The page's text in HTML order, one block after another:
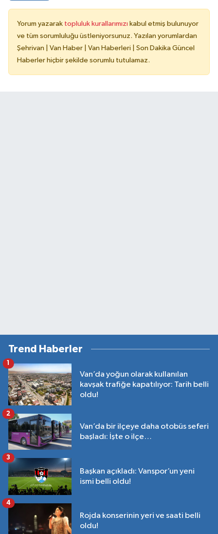
Yorum yazarak topluluk kurallarımızı kabul etmiş bulunuyor
ve tüm sorumluluğu üstleniyorsunuz. Yazılan yorumlardan
Şehrivan | Van Haber | Van Haberleri | Son Dakika Güncel
Haberler hiçbir şekilde sorumlu tutulamaz.
Trend Haberler
Van’da yoğun olarak kullanılan
kavşak trafiğe kapatılıyor: Tarih belli
oldu!
1
Van’da bir ilçeye daha otobüs seferi
başladı: İşte o ilçe…
2
Başkan açıkladı: Vanspor’un yeni
ismi belli oldu!
3
Rojda konserinin yeri ve saati belli
oldu!
4